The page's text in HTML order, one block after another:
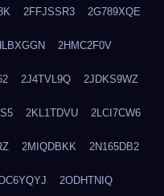
2FFJSSR3 2G789XQE
2HMC2F0V
2J4TVL9Q 2JDKS9WZ
2KL1TDVU 2LCI7CW6
2MIQDBKK 2N165DB2
2ODHTNIQ